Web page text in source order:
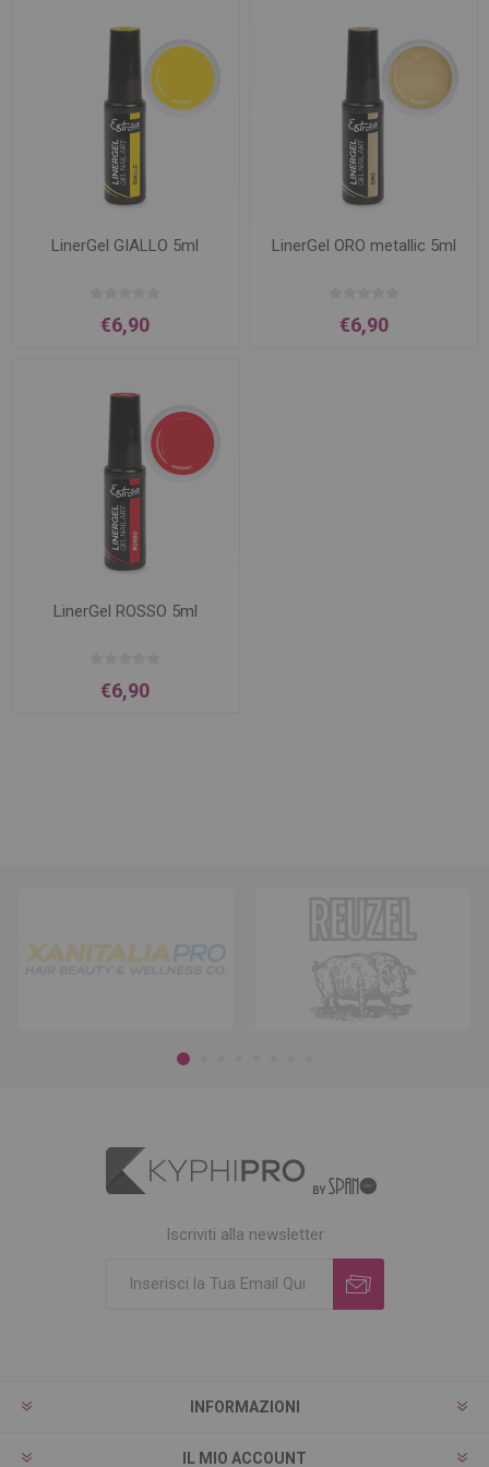
LinerGel GIALLO 5ml
€6,90
LinerGel ORO metallic 5ml
€6,90
LinerGel ROSSO 5ml
€6,90
Iscriviti alla newsletter
INFORMAZIONI
IL MIO ACCOUNT